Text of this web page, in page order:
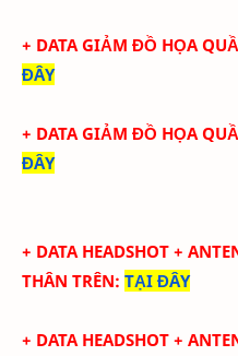
+ DATA GIẢM ĐỒ HỌA
ĐÂY
+ DATA GIẢM ĐỒ HỌA
ĐÂY
+ DATA HEADSHOT +
THÂN TRÊN: TẠI ĐÂY
+ DATA HEADSHOT +